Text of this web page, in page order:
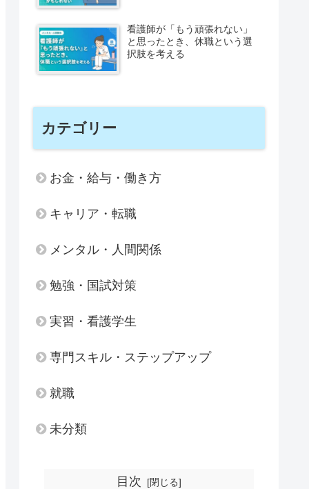
看護師が「もう頑張れない」
と思ったとき、休職という選
択肢を考える
カテゴリー
お金・給与・働き方
キャリア・転職
メンタル・人間関係
勉強・国試対策
実習・看護学生
専門スキル・ステップアップ
就職
未分類
目次